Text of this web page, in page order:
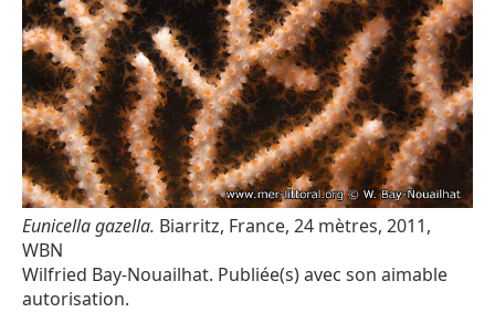
Eunicella gazella. Biarritz, France, 24 mètres, 2011,
WBN
Wilfried Bay-Nouailhat. Publiée(s) avec son aimable
autorisation.